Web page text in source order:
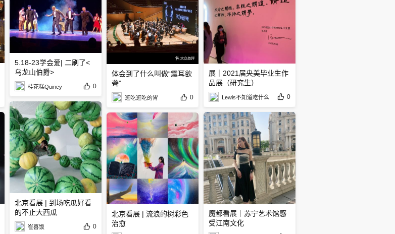
5.18-23学会爱| 二刷了<
乌龙山伯爵>
桂花糕Quincy 0
北京看展 | 到场吃瓜好看
的不止大西瓜
崔喜饭 0
体会到了什么叫做“震耳欲
聋”
逛吃逛吃的胃 0
北京看展 | 流浪的树彩色
治愈
展｜2021届央美毕业生作
品展（研究生）
Lewis不知道吃什么 0
魔都看展｜苏宁艺术馆感
受江南文化